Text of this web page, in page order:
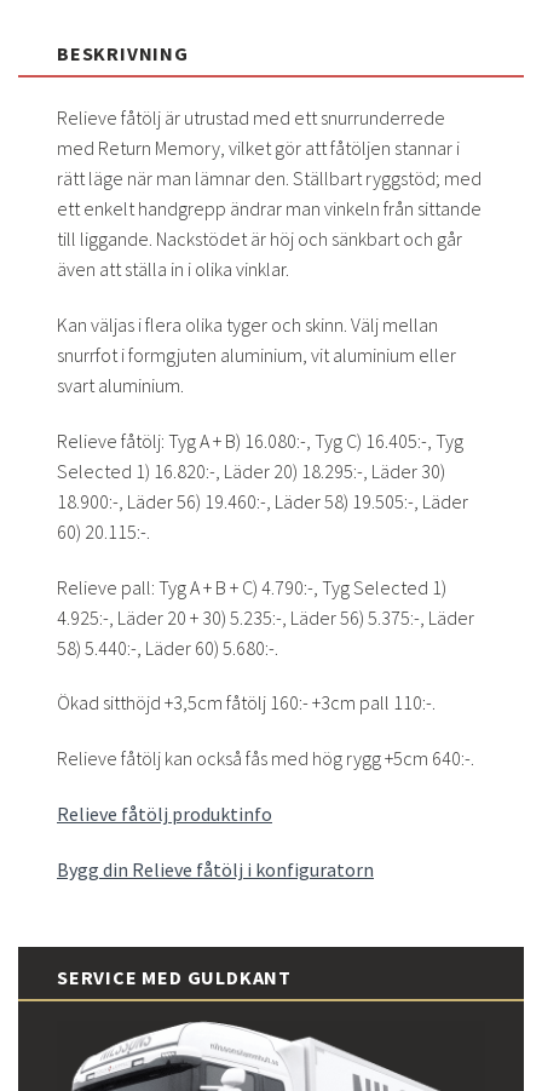
BESKRIVNING
Relieve fåtölj är utrustad med ett snurrunderrede
med Return Memory, vilket gör att fåtöljen stannar i
rätt läge när man lämnar den. Ställbart ryggstöd; med
ett enkelt handgrepp ändrar man vinkeln från sittande
till liggande. Nackstödet är höj och sänkbart och går
även att ställa in i olika vinklar.
Kan väljas i flera olika tyger och skinn. Välj mellan
snurrfot i formgjuten aluminium, vit aluminium eller
svart aluminium.
Relieve fåtölj: Tyg A + B) 16.080:-, Tyg C) 16.405:-, Tyg
Selected 1) 16.820:-, Läder 20) 18.295:-, Läder 30)
18.900:-, Läder 56) 19.460:-, Läder 58) 19.505:-, Läder
60) 20.115:-.
Relieve pall: Tyg A + B + C) 4.790:-, Tyg Selected 1)
4.925:-, Läder 20 + 30) 5.235:-, Läder 56) 5.375:-, Läder
58) 5.440:-, Läder 60) 5.680:-.
Ökad sitthöjd +3,5cm fåtölj 160:- +3cm pall 110:-.
Relieve fåtölj kan också fås med hög rygg +5cm 640:-.
Relieve fåtölj produktinfo
Bygg din Relieve fåtölj i konfiguratorn
SERVICE MED GULDKANT